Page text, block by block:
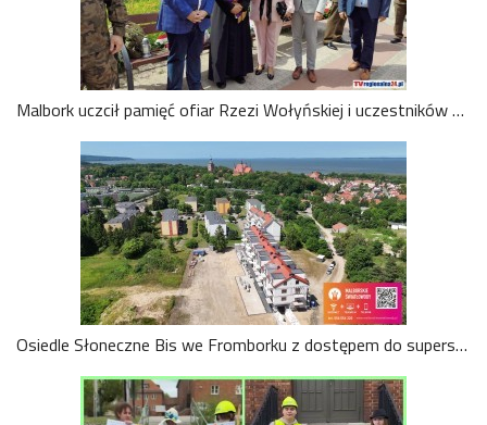
Malbork uczcił pamięć ofiar Rzezi Wołyńskiej i uczestników Plebiscytu na Powiślu. Kwiaty i znicze w miejscach pamięci. Wideo i zdjęcia
Osiedle Słoneczne Bis we Fromborku z dostępem do superszybkiego światłowodu. Mieszkańcy skorzystają z internetu i telewizji 4K